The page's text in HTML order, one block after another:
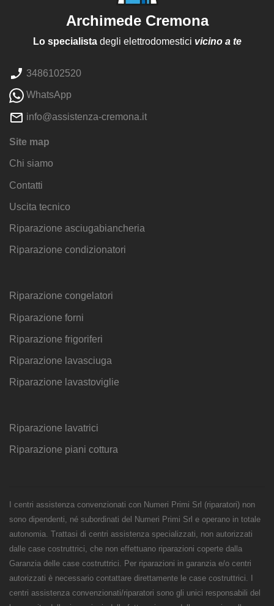
Archimede Cremona
Lo specialistadegli elettrodomestici vicino a te
3486102520
WhatsApp
info@assistenza-cremona.it
Site map
Chi siamo
Contatti
Uscita tecnico
Riparazione asciugabiancheria
Riparazione condizionatori
Riparazione congelatori
Riparazione forni
Riparazione frigoriferi
Riparazione lavasciuga
Riparazione lavastoviglie
Riparazione lavatrici
Riparazione piani cottura
I centri assistenza convenzionati con Numeri Primi Srl (riparatori) non
sono dipendenti, né subordinati del Numeri Primi Srl e operano in totale
autonomia. Trattasi di centri assistenza specializzati, non autorizzati
dalle case costruttrici, che non effettuano riparazioni coperte dalla
Garanzia delle case costruttrici. Per riparazioni in garanzia e/o centri
autorizzati è necessario contattare direttamente le case costruttrici. I
centri assistenza convenzionati/riparatori sono gli unici responsabili del